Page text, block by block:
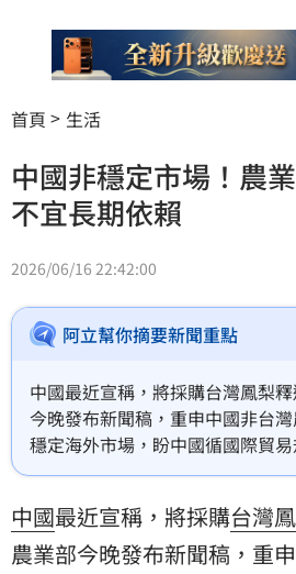
首頁 生活
中國非穩定市場！農
不宜長期依賴
2026/06/16 22:42:00
阿立幫你摘要新聞重點
中國最近宣稱，將採購台灣鳳梨
今晚發布新聞稿，重申中國非台
穩定海外市場，盼中國循國際貿
復台灣農產品輸入。
中國最近宣稱，將採購台灣
農業部今晚發布新聞稿，重